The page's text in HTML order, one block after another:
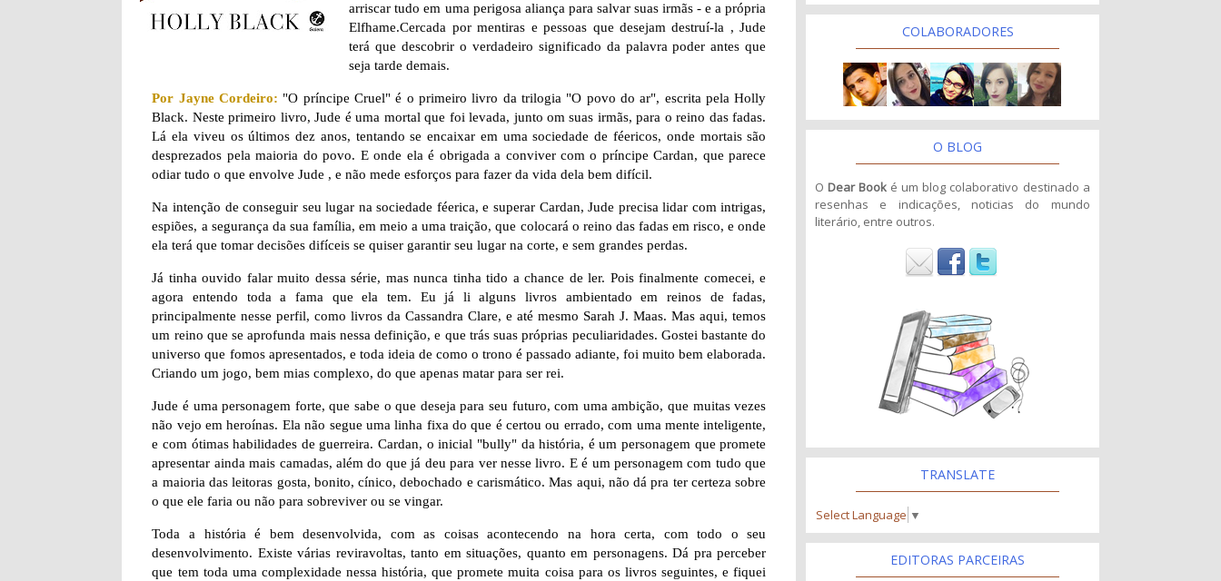
arriscar tudo em uma perigosa aliança para salvar suas irmãs - e a própria
Elfhame.Cercada por mentiras e pessoas que desejam destruí-la , Jude
terá que descobrir o verdadeiro significado da palavra poder antes que
seja tarde demais.
Por Jayne Cordeiro: "O príncipe Cruel" é o primeiro livro da trilogia "O povo do ar", escrita pela Holly
Black. Neste primeiro livro, Jude é uma mortal que foi levada, junto om suas irmãs, para o reino das fadas.
Lá ela viveu os últimos dez anos, tentando se encaixar em uma sociedade de féericos, onde mortais são
desprezados pela maioria do povo. E onde ela é obrigada a conviver com o príncipe Cardan, que parece
odiar tudo o que envolve Jude , e não mede esforços para fazer da vida dela bem difícil.
Na intenção de conseguir seu lugar na sociedade féerica, e superar Cardan, Jude precisa lidar com intrigas,
espiões, a segurança da sua família, em meio a uma traição, que colocará o reino das fadas em risco, e onde
ela terá que tomar decisões difíceis se quiser garantir seu lugar na corte, e sem grandes perdas.
Já tinha ouvido falar muito dessa série, mas nunca tinha tido a chance de ler. Pois finalmente comecei, e
agora entendo toda a fama que ela tem. Eu já li alguns livros ambientado em reinos de fadas,
principalmente nesse perfil, como livros da Cassandra Clare, e até mesmo Sarah J. Maas. Mas aqui, temos
um reino que se aprofunda mais nessa definição, e que trás suas próprias peculiaridades. Gostei bastante do
universo que fomos apresentados, e toda ideia de como o trono é passado adiante, foi muito bem elaborada.
Criando um jogo, bem mias complexo, do que apenas matar para ser rei.
Jude é uma personagem forte, que sabe o que deseja para seu futuro, com uma ambição, que muitas vezes
não vejo em heroínas. Ela não segue uma linha fixa do que é certou ou errado, com uma mente inteligente,
e com ótimas habilidades de guerreira. Cardan, o inicial "bully" da história, é um personagem que promete
apresentar ainda mais camadas, além do que já deu para ver nesse livro. E é um personagem com tudo que
a maioria das leitoras gosta, bonito, cínico, debochado e carismático. Mas aqui, não dá pra ter certeza sobre
o que ele faria ou não para sobreviver ou se vingar.
Toda a história é bem desenvolvida, com as coisas acontecendo na hora certa, com todo o seu
desenvolvimento. Existe várias reviravoltas, tanto em situações, quanto em personagens. Dá pra perceber
que tem toda uma complexidade nessa história, que promete muita coisa para os livros seguintes, e fiquei
COLABORADORES
O BLOG
O Dear Book é um blog colaborativo destinado a
resenhas e indicações, noticias do mundo
literário, entre outros.
TRANSLATE
Select Language ▼
EDITORAS PARCEIRAS